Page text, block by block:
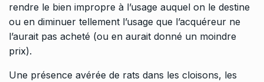
rendre le bien impropre à l’usage auquel on le destine
ou en diminuer tellement l’usage que l’acquéreur ne
l’aurait pas acheté (ou en aurait donné un moindre
prix).
Une présence avérée de rats dans les cloisons, les